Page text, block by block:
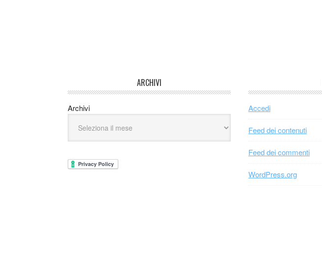
ARCHIVI
Archivi Accedi
Feed dei contenuti
Feed dei commenti
WordPress.org